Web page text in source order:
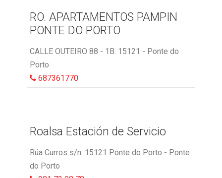
RO. APARTAMENTOS PAMPIN
PONTE DO PORTO
CALLE OUTEIRO 88 - 1B. 15121 - Ponte do
Porto
687361770
Roalsa Estación de Servicio
Rúa Curros s/n. 15121 Ponte do Porto - Ponte
do Porto